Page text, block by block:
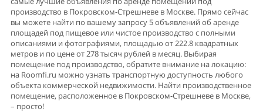
производство в Покровском-Стрешневе в Москве. Прямо сейчас
вы можете найти по вашему запросу 5 объявлений об аренде
площадей под пищевое или чистое производство с полными
описаниями и фотографиями, площадью от 222.8 квадратных
метров и по цене от 278 тысяч рублей в месяц. Выбирая
помещение под производство, обратите внимание на локацию:
на Roomfi.ru можно узнать транспортную доступность любого
объекта коммерческой недвижимости. Найти производственное
помещение, расположенное в Покровском-Стрешневе в Москве,
– просто!